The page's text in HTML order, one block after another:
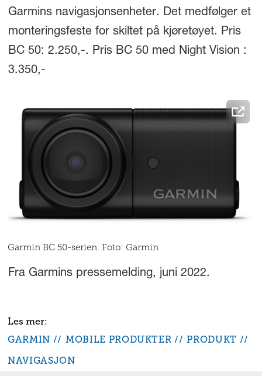
Garmins navigasjonsenheter. Det medfølger et
monteringsfeste for skiltet på kjøretøyet. Pris
BC 50: 2.250,-. Pris BC 50 med Night Vision :
3.350,-
Garmin BC 50-serien. Foto: Garmin
Fra Garmins pressemelding, juni 2022.
GARMIN MOBILE PRODUKTER
PRODUKT
NAVIGASJON